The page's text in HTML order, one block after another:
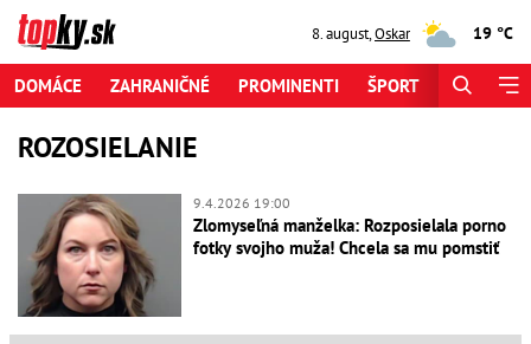
8. august,Oskar 19 °C
DOMÁCE ZAHRANIČNÉ PROMINENTI ŠPORT
ROZOSIELANIE
9.4.2026 19:00
Zlomyseľná manželka: Rozposielala porno
fotky svojho muža! Chcela sa mu pomstiť